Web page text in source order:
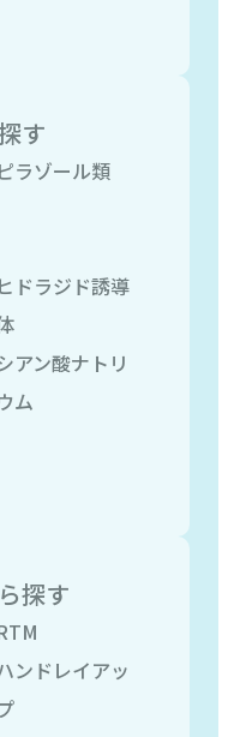
す
ピラゾール類
ヒドラジド誘導
アン酸ナトリ
ム
探す
ンドレイアッ